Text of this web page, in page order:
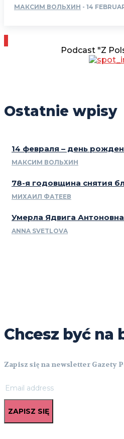
МАКСИМ ВОЛЬХИН - 14
Podcast "Z
Ostatnie wpisy
14 февраля – день
МАКСИМ ВОЛЬХИН
78-я годовщина снятия
МИХАИЛ ФАТЕЕВ
Умерла Ядвига
ANNA SVETLOVA
Chcesz być na
Zapisz się na newsletter Gazety
ZAPISZ SIĘ